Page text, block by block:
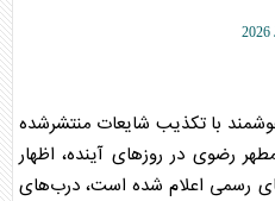
2026
با تکذیب شایعات منتشرشده
رضوی در روز‌های آینده، اظهار
رسمی اعلام شده است، درب‌های